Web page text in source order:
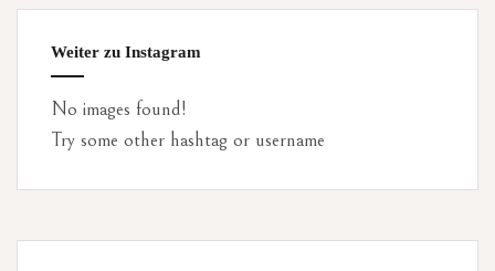
Weiter zu Instagram
No images found!
Try some other hashtag or username